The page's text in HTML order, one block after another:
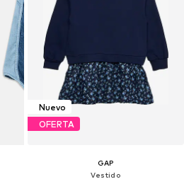
Nuevo
OFERTA
GAP
Vestido